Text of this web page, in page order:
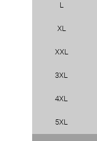
L
XL
XXL
3XL
4XL
5XL